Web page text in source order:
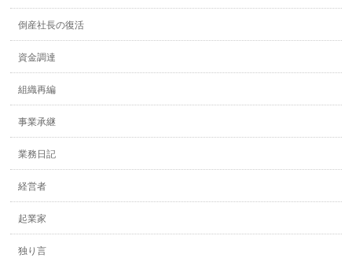
倒産社長の復活
資金調達
組織再編
事業承継
業務日記
経営者
起業家
独り言